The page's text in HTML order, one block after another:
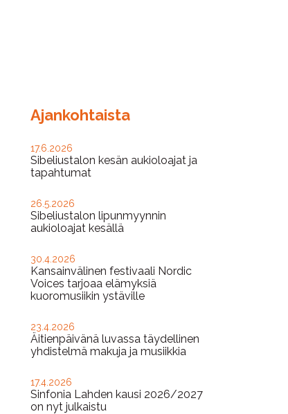
Ajankohtaista
17.6.2026
Sibeliustalon kesän aukioloajat ja
tapahtumat
26.5.2026
Sibeliustalon lipunmyynnin
aukioloajat kesällä
30.4.2026
Kansainvälinen festivaali Nordic
Voices tarjoaa elämyksiä
kuoromusiikin ystäville
23.4.2026
Äitienpäivänä luvassa täydellinen
yhdistelmä makuja ja musiikkia
17.4.2026
Sinfonia Lahden kausi 2026/2027
on nyt julkaistu